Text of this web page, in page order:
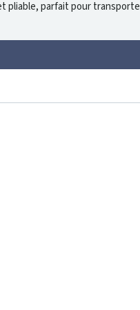
pliable, parfait pour